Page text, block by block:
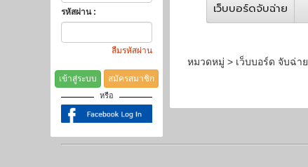
รหัสผ่าน :
ลืมรหัสผ่าน
เข้าสู่ระบบ สมัครสมาชิก
หรือ
เว็บบอร์ดจับฉ่าย
หมวดหมู่ > เว็บบอร์ด จับฉ่าย